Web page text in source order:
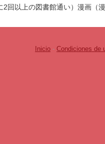
2回以上の図書館通い）漫画（
Inicio - Condiciones de